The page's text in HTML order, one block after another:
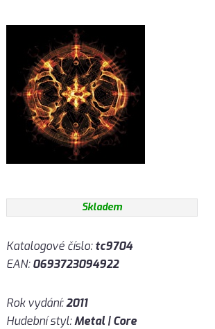
Skladem
Katalogové číslo:tc9704
EAN:0693723094922
Rok vydání:2011
Hudební styl:Metal | Core